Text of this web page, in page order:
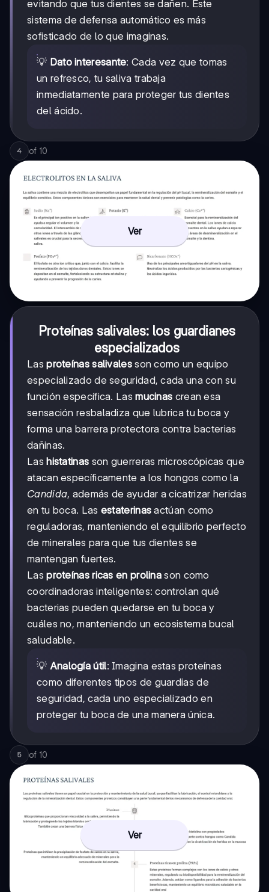
evitando que tus dientes se dañen. Este
sistema de defensa automático es más
sofisticado de lo que imaginas.
💡 Dato interesante: Cada vez que tomas
un refresco, tu saliva trabaja
inmediatamente para proteger tus dientes
del ácido.
4 of 10
Ver
Proteínas salivales: los guardianes
especializados
Lasproteínas salivalesson como un equipo
especializado de seguridad, cada una con su
función específica. Lasmucinas crean esa
sensación resbaladiza que lubrica tu boca y
forma una barrera protectora contra bacterias
dañinas.
Lashistatinas son guerreras microscópicas que
atacan específicamente a los hongos como la
Candida, además de ayudar a cicatrizar heridas
en tu boca. Las estaterinas actúan como
reguladoras, manteniendo el equilibrio perfecto
de minerales para que tus dientes se
mantengan fuertes.
Lasproteínas ricas en prolina son como
coordinadoras inteligentes: controlan qué
bacterias pueden quedarse en tu boca y
cuáles no, manteniendo un ecosistema bucal
saludable.
💡 Analogía útil: Imagina estas proteínas
como diferentes tipos de guardias de
seguridad, cada uno especializado en
proteger tu boca de una manera única.
5 of 10
Ver